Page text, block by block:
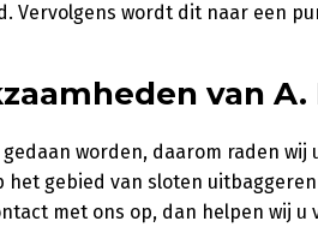
Vervolgens wordt dit naar een
van A.
worden, daarom raden
gebied van sloten
met ons op, dan helpen wij u